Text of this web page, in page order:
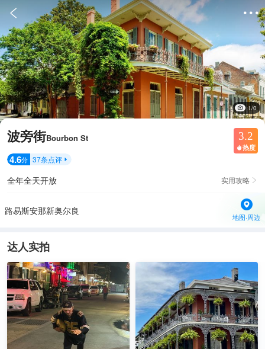
 
1/0
波旁街Bourbon St 3.2
 热度
4.6分 37条点评 
全年全天开放 实用攻略 
路易斯安那新奥尔良
地图·周边
达人实拍